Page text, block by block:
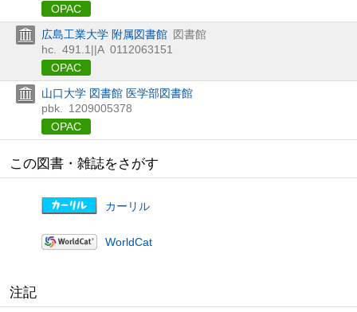
OPAC
広島工業大学 附属図書館 図書館
hc.
491.1||A 0112063151
OPAC
山口大学 図書館 医学部図書館
pbk.
1209005378
OPAC
この図書・雑誌をさがす
カーリル
WorldCat
注記